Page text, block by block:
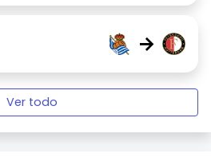
→
Ver todo